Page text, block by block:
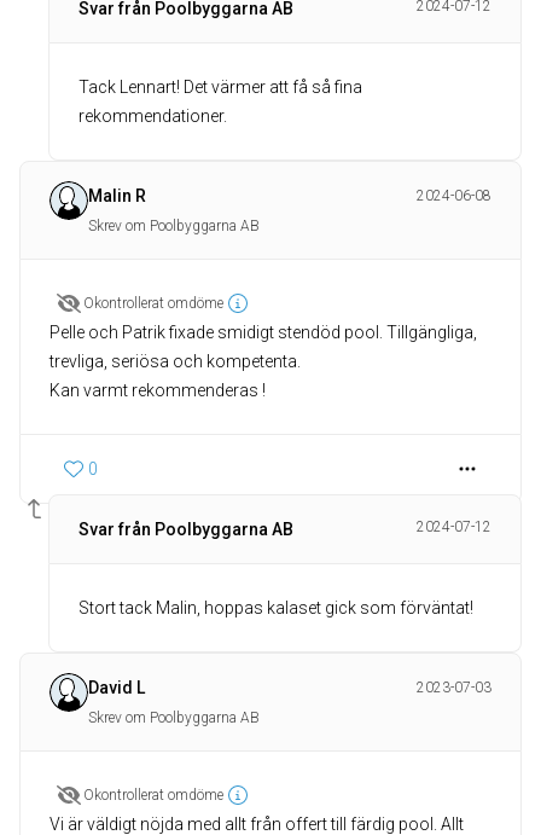
Svar från Poolbyggarna AB 2024-07-12
Tack Lennart! Det värmer att få så fina
rekommendationer.
Malin R
2024-06-08
Skrev om Poolbyggarna AB
Okontrollerat omdöme
Pelle och Patrik fixade smidigt stendöd pool. Tillgängliga,
trevliga, seriösa och kompetenta.
Kan varmt rekommenderas !
0
Svar från Poolbyggarna AB 2024-07-12
Stort tack Malin, hoppas kalaset gick som förväntat!
David L
2023-07-03
Skrev om Poolbyggarna AB
Okontrollerat omdöme
Vi är väldigt nöjda med allt från offert till färdig pool. Allt